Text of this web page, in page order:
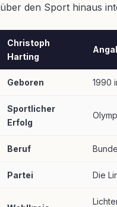
über den Sport hinaus
Christoph
Harting
Geboren 1990
Sportlicher
Erfolg
Beruf
Partei Die